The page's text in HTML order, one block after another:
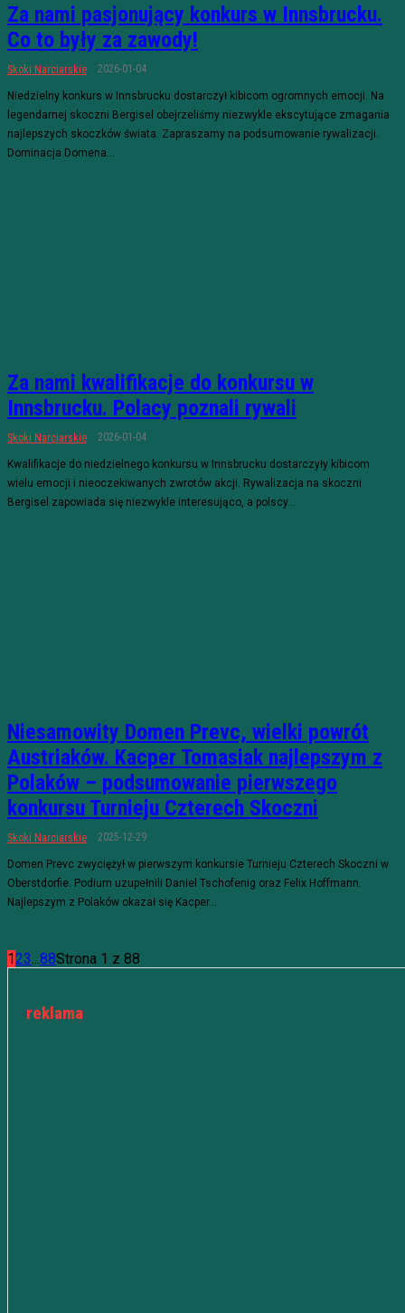
Za nami pasjonujący konkurs w Innsbrucku.
Co to były za zawody!
Skoki Narciarskie 2026-01-04
Niedzielny konkurs w Innsbrucku dostarczył kibicom ogromnych emocji. Na
legendarnej skoczni Bergisel obejrzeliśmy niezwykle ekscytujące zmagania
najlepszych skoczków świata. Zapraszamy na podsumowanie rywalizacji.
Dominacja Domena...
Za nami kwalifikacje do konkursu w
Innsbrucku. Polacy poznali rywali
Skoki Narciarskie 2026-01-04
Kwalifikacje do niedzielnego konkursu w Innsbrucku dostarczyły kibicom
wielu emocji i nieoczekiwanych zwrotów akcji. Rywalizacja na skoczni
Bergisel zapowiada się niezwykle interesująco, a polscy...
Niesamowity Domen Prevc, wielki powrót
Austriaków. Kacper Tomasiak najlepszym z
Polaków – podsumowanie pierwszego
konkursu Turnieju Czterech Skoczni
Skoki Narciarskie 2025-12-29
Domen Prevc zwyciężył w pierwszym konkursie Turnieju Czterech Skoczni w
Oberstdorfie. Podium uzupełnili Daniel Tschofenig oraz Felix Hoffmann.
Najlepszym z Polaków okazał się Kacper...
123 88Strona 1 z 88
reklama